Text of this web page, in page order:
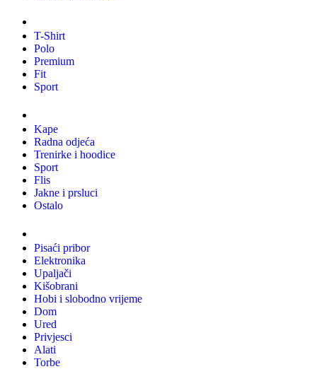
T-Shirt
Polo
Premium
Fit
Sport
Kape
Radna odjeća
Trenirke i hoodice
Sport
Flis
Jakne i prsluci
Ostalo
Pisaći pribor
Elektronika
Upaljači
Kišobrani
Hobi i slobodno vrijeme
Dom
Ured
Privjesci
Alati
Torbe